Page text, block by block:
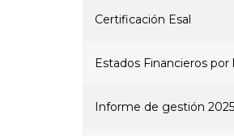
Certificación Esal
Estados Financieros
Informe de gestión 2025